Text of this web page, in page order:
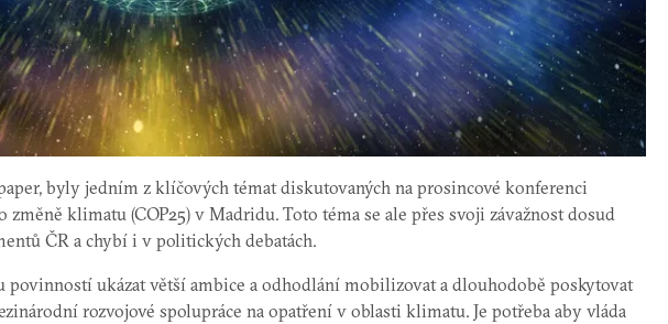
byly jedním z klíčových témat diskutovaných na prosincové konferenci
klimatu (COP25) v Madridu. Toto téma se ale přes svoji závažnost dosud
ČR a chybí i v politických debatách.
povinností ukázat větší ambice a odhodlání mobilizovat a dlouhodobě poskytovat
rozvojové spolupráce na opatření v oblasti klimatu. Je potřeba aby vláda